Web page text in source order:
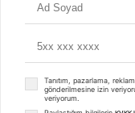
Tanıtım, pazarlama,
gönderilmesine izin
veriyorum.